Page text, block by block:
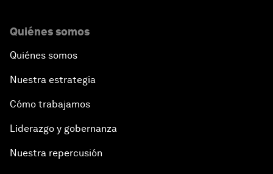
Quiénes somos
Quiénes somos
Nuestra estrategia
Cómo trabajamos
Liderazgo y gobernanza
Nuestra repercusión